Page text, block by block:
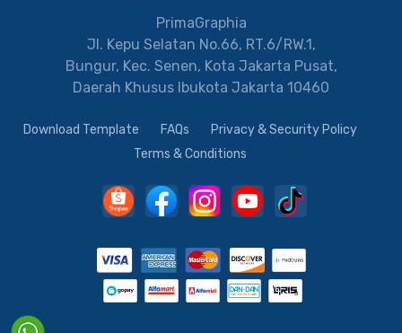
PrimaGraphia
Jl. Kepu Selatan No.66, RT.6/RW.1,
Bungur, Kec. Senen, Kota Jakarta Pusat,
Daerah Khusus Ibukota Jakarta 10460
Download Template FAQs
Privacy & Security Policy
Terms & Conditions